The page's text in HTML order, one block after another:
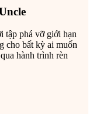
tập phá vỡ giới hạn
cho bất kỳ ai muốn
hành trình rèn